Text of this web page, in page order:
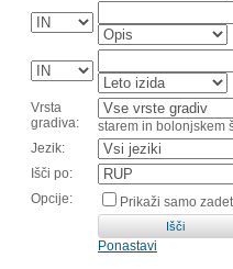
Vrsta
gradiva:
starem in bolonjskem
Jezik:
Išči po:
Opcije:
Prikaži samo
Ponastavi